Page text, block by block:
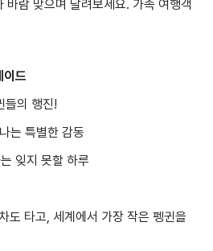
바람 맞으며 달려보세요. 가족 여행객
이드
들의 행진!
는 특별한 감동
잊지 못할 하루
도 타고, 세계에서 가장 작은 펭귄을